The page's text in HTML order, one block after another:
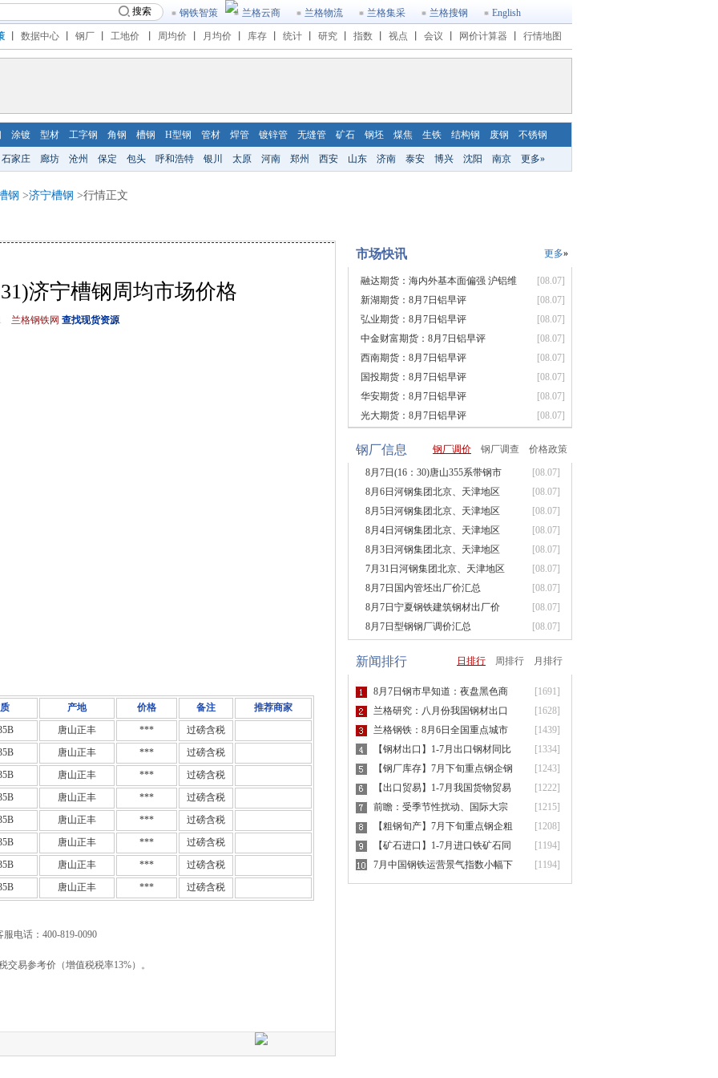
搜索 钢铁智策 兰格云商 兰格物流 兰格集采 兰格搜钢 English
数据中心 钢厂 工地价 周均价 月均价 库存 统计 研究 指数 视点 会议 网价计算器 行情地图
涂镀 型材 工字钢 角钢 槽钢 H型钢 管材 焊管 镀锌管 无缝管 矿石 钢坯 煤焦 生铁 结构钢 废钢 不锈钢
石家庄 廊坊 沧州 保定 包头 呼和浩特 银川 太原 河南 郑州 西安 山东 济南 泰安 博兴 沈阳 南京 更多»
钢 >济宁槽钢 >行情正文
济宁槽钢周均市场价格
兰格钢铁网 查找现货资源
产地 价格 备注
推荐商家
唐山正丰 ***
过磅含税
唐山正丰 ***
过磅含税
唐山正丰 ***
过磅含税
唐山正丰 ***
过磅含税
唐山正丰 ***
过磅含税
唐山正丰 ***
过磅含税
唐山正丰 ***
过磅含税
唐山正丰 ***
过磅含税
电话：400-819-0090
易参考价（增值税税率13%）。